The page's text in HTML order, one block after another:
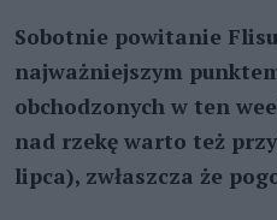
Sobotnie powitanie
najważniejszym
obchodzonych w ten
nad rzekę warto też
lipca), zwłaszcza że